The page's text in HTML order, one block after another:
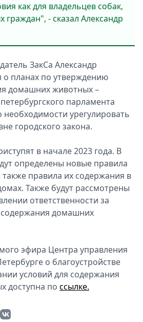
как для владельцев собак,
граждан", - сказал Александр
ЗакСа Александр
о планах по утверждению
домашних животных –
парламента
урегулировать
городского закона.
в начале 2023 года. В
определены новые правила
правила их содержания в
Также будут рассмотрены
ответственности за
домашних
эфира Центра управления
о благоустройстве
условий для содержания
доступна по ссылке.